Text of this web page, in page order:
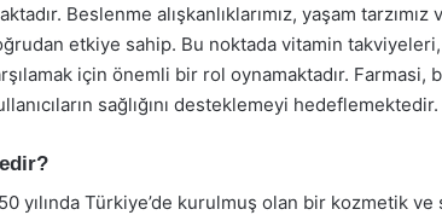
Beslenme alışkanlıklarımız, yaşam
etkiye sahip. Bu noktada vitamin
için önemli bir rol oynamaktadır. Farmasi,
sağlığını desteklemeyi hedeflemektedir.
yılında Türkiye’de kurulmuş olan bir kozmetik ve